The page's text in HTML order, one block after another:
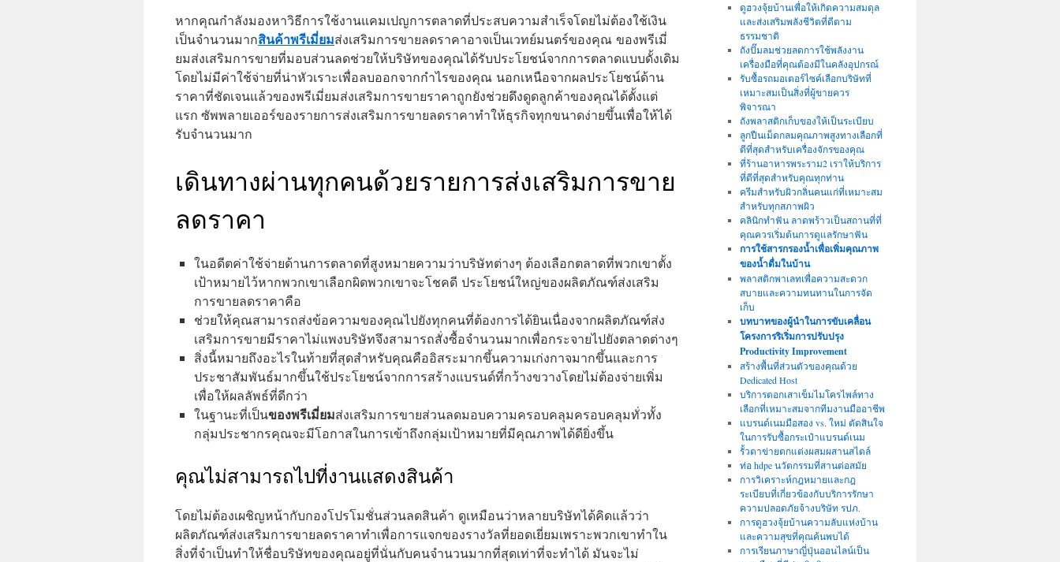
หากคุณกำลังมองหาวิธีการใช้งานแคมเปญการตลาดที่ประสบความสำเร็จโดยไม่ต้องใช้เงิน
เป็นจำนวนมากสินค้าพรีเมี่ยมส่งเสริมการขายลดราคาอาจเป็นเวทย์มนตร์ของคุณ ของพรีเมี่
ยมส่งเสริมการขายที่มอบส่วนลดช่วยให้บริษัทของคุณได้รับประโยชน์จากการตลาดแบบดั้งเดิม
โดยไม่มีค่าใช้จ่ายที่น่าหัวเราะเพื่อลบออกจากกำไรของคุณ นอกเหนือจากผลประโยชน์ด้าน
ราคาที่ชัดเจนแล้วของพรีเมี่ยมส่งเสริมการขายราคาถูกยังช่วยดึงดูดลูกค้าของคุณได้ตั้งแต่
แรก ซัพพลายเออร์ของรายการส่งเสริมการขายลดราคาทำให้ธุรกิจทุกขนาดง่ายขึ้นเพื่อให้ได้
รับจำนวนมาก
เดินทางผ่านทุกคนด้วยรายการส่งเสริมการขาย
ลดราคา
ในอดีตค่าใช้จ่ายด้านการตลาดที่สูงหมายความว่าบริษัทต่างๆ ต้องเลือกตลาดที่พวกเขาตั้ง
เป้าหมายไว้หากพวกเขาเลือกผิดพวกเขาจะโชคดี ประโยชน์ใหญ่ของผลิตภัณฑ์ส่งเสริม
การขายลดราคาคือ
ช่วยให้คุณสามารถส่งข้อความของคุณไปยังทุกคนที่ต้องการได้ยินเนื่องจากผลิตภัณฑ์ส่ง
เสริมการขายมีราคาไม่แพงบริษัทจึงสามารถสั่งซื้อจำนวนมากเพื่อกระจายไปยังตลาดต่างๆ
สิ่งนี้หมายถึงอะไรในท้ายที่สุดสำหรับคุณคืออิสระมากขึ้นความเก่งกาจมากขึ้นและการ
ประชาสัมพันธ์มากขึ้นใช้ประโยชน์จากการสร้างแบรนด์ที่กว้างขวางโดยไม่ต้องจ่ายเพิ่ม
เพื่อให้ผลลัพธ์ที่ดีกว่า
ในฐานะที่เป็นของพรีเมี่ยมส่งเสริมการขายส่วนลดมอบความครอบคลุมครอบคลุมทั่วทั้ง
กลุ่มประชากรคุณจะมีโอกาสในการเข้าถึงกลุ่มเป้าหมายที่มีคุณภาพได้ดียิ่งขึ้น
คุณไม่สามารถไปที่งานแสดงสินค้า
โดยไม่ต้องเผชิญหน้ากับกองโปรโมชั่นส่วนลดสินค้า ดูเหมือนว่าหลายบริษัทได้คิดแล้วว่า
ผลิตภัณฑ์ส่งเสริมการขายลดราคาทำเพื่อการแจกของรางวัลที่ยอดเยี่ยมเพราะพวกเขาทำใน
สิ่งที่จำเป็นทำให้ชื่อบริษัทของคุณอยู่ที่นั่นกับคนจำนวนมากที่สุดเท่าที่จะทำได้ มันจะไม่
ดูฮวงจุ้ยบ้านเพื่อให้เกิดความสมดุล
และส่งเสริมพลังชีวิตที่ดีตาม
ธรรมชาติ
ถังปั๊มลมช่วยลดการใช้พลังงาน
เครื่องมือที่คุณต้องมีในคลังอุปกรณ์
รับซื้อรถมอเตอร์ไซค์เลือกบริษัทที่
เหมาะสมเป็นสิ่งที่ผู้ขายควร
พิจารณา
ถังพลาสติกเก็บของให้เป็นระเบียบ
ลูกปืนเม็ดกลมคุณภาพสูงทางเลือกที่
ดีที่สุดสำหรับเครื่องจักรของคุณ
ที่ร้านอาหารพระราม2 เราให้บริการ
ที่ดีที่สุดสำหรับคุณทุกท่าน
ครีมสำหรับผิวกลิ่นคนแก่ที่เหมาะสม
สำหรับทุกสภาพผิว
คลินิกทำฟัน ลาดพร้าวเป็นสถานที่ที่
คุณควรเริ่มต้นการดูแลรักษาฟัน
การใช้สารกรองน้ำเพื่อเพิ่มคุณภาพ
ของน้ำดื่มในบ้าน
พลาสติกพาเลทเพื่อความสะดวก
สบายและความทนทานในการจัด
เก็บ
บทบาทของผู้นำในการขับเคลื่อน
โครงการริเริ่มการปรับปรุง
Productivity Improvement
สร้างพื้นที่ส่วนตัวของคุณด้วย
Dedicated Host
บริการตอกเสาเข็มไมโครไพล์ทาง
เลือกที่เหมาะสมจากทีมงานมืออาชีพ
แบรนด์เนมมือสอง vs. ใหม่ ตัดสินใจ
ในการรับซื้อกระเป๋าแบรนด์เนม
รั้วตาข่ายตกแต่งผสมผสานสไตล์
ท่อ hdpe นวัตกรรมที่สานต่อสมัย
การวิเคราะห์กฎหมายและกฎ
ระเบียบที่เกี่ยวข้องกับบริการรักษา
ความปลอดภัยจ้างบริษัท รปภ.
การดูฮวงจุ้ยบ้านความลับแห่งบ้าน
และความสุขที่คุณค้นพบได้
การเรียนภาษาญี่ปุ่นออนไลน์เป็น